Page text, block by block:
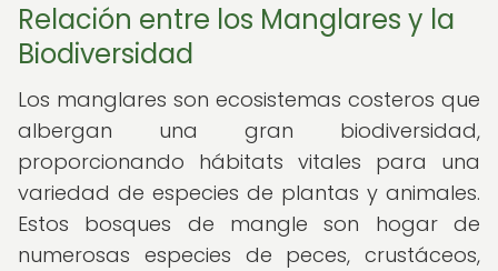
Relación entre los Manglares y la
Biodiversidad
Los manglares son ecosistemas costeros que
albergan una gran biodiversidad,
proporcionando hábitats vitales para una
variedad de especies de plantas y animales.
Estos bosques de mangle son hogar de
numerosas especies de peces, crustáceos,